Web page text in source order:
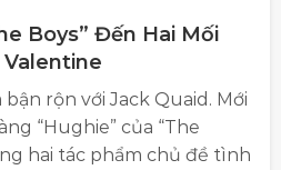
Boys” Đến Hai Mối
rộn với Jack Quaid. Mới
“Hughie” của “The
hai tác phẩm chủ đề tình